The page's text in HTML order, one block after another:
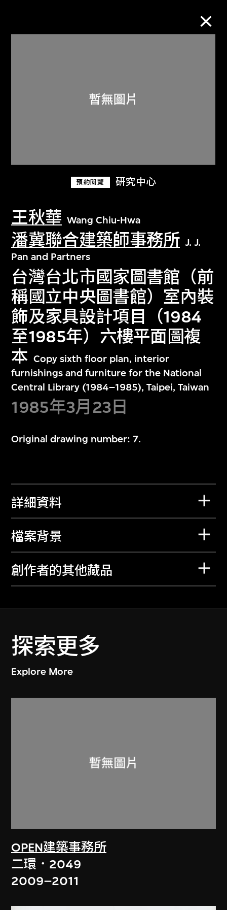
預約閱覽 研究中心
王秋華 Wang Chiu-Hwa
潘冀聯合建築師事務所 J. J.
Pan and Partners
台灣台北市國家圖書館（前
稱國立中央圖書館）室內裝
飾及家具設計項目（1984
至1985年）六樓平面圖複
本 Copy sixth floor plan, interior
furnishings and furniture for the National
Central Library (1984–1985), Taipei, Taiwan
1985年3月23日
Original drawing number: 7.
詳細資料
檔案背景
創作者的其他藏品
探索更多
Explore More
OPEN建築事務所
二環．2049
2009–2011
關於M+藏品
探索世界頂級的二十及二十一世紀視覺
文化藏品。